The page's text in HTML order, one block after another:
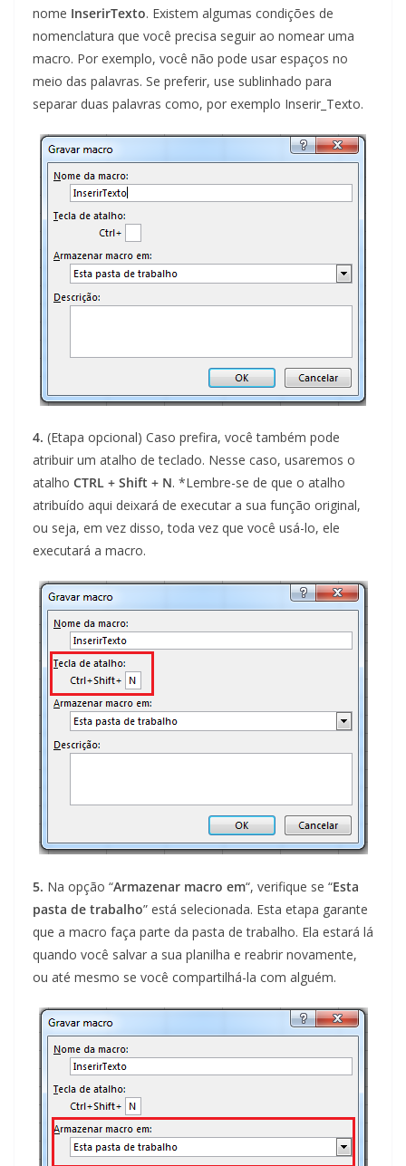
nome InserirTexto. Existem algumas condições de
nomenclatura que você precisa seguir ao nomear uma
macro. Por exemplo, você não pode usar espaços no
meio das palavras. Se preferir, use sublinhado para
separar duas palavras como, por exemplo Inserir_Texto.
4. (Etapa opcional) Caso prefira, você também pode
atribuir um atalho de teclado. Nesse caso, usaremos o
atalho CTRL + Shift + N. *Lembre-se de que o atalho
atribuído aqui deixará de executar a sua função original,
ou seja, em vez disso, toda vez que você usá-lo, ele
executará a macro.
5. Na opção “Armazenar macro em“, verifique se “Esta
pasta de trabalho” está selecionada. Esta etapa garante
que a macro faça parte da pasta de trabalho. Ela estará lá
quando você salvar a sua planilha e reabrir novamente,
ou até mesmo se você compartilhá-la com alguém.